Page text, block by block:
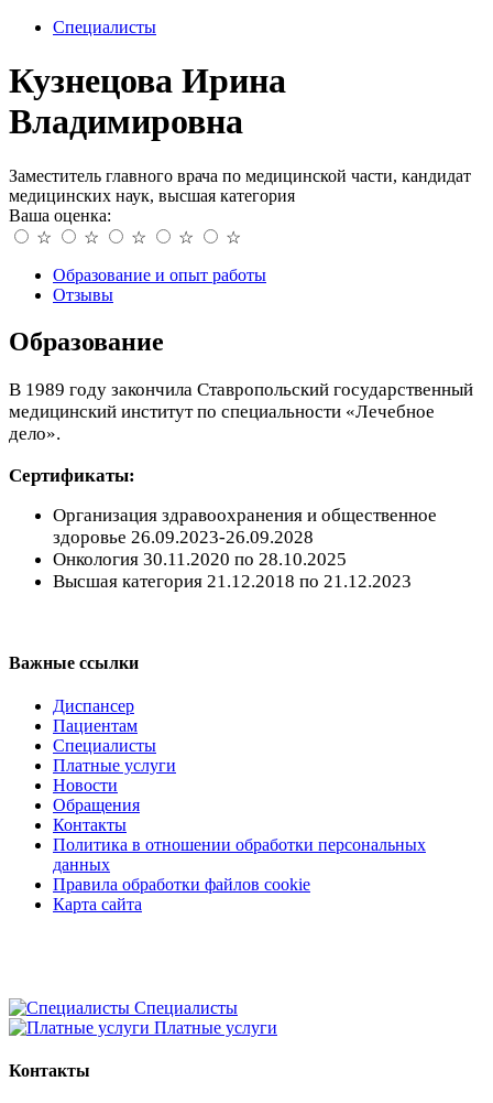
Специалисты
Кузнецова Ирина
Владимировна
Заместитель главного врача по медицинской части, кандидат
медицинских наук, высшая категория
Ваша оценка:
☆
☆ ☆ ☆
☆
Образование и опыт работы
Отзывы
Образование
В 1989 году закончила Ставропольский государственный
медицинский институт по специальности «Лечебное
дело».
Сертификаты:
Организация здравоохранения и общественное
здоровье 26.09.2023-26.09.2028
Онкология 30.11.2020 по 28.10.2025
Высшая категория 21.12.2018 по 21.12.2023
Важные ссылки
Диспансер
Пациентам
Специалисты
Платные услуги
Новости
Обращения
Контакты
Политика в отношении обработки персональных
данных
Правила обработки файлов cookie
Карта сайта
Специалисты
Платные услуги
Контакты